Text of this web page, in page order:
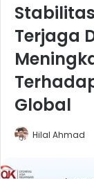
Terjaga
Global
Hilal Ahmad